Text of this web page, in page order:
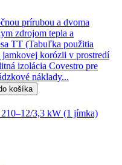
prírubou a dvoma
zdrojom tepla a
TT (Tabuľka použitia
korózii v prostredí
izolácia Covestro pre
náklady...
košíka